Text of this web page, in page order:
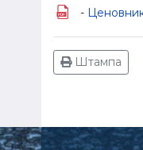
-
Штампа